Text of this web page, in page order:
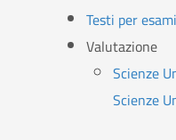
Testi per
Valutazione
Scienze
Scienze